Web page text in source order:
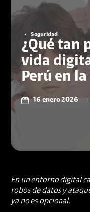
Seguridad
¿Qué tan
vida
Perú en
16 enero 2026
En un entorno digital
robos de datos y
ya no es opcional.